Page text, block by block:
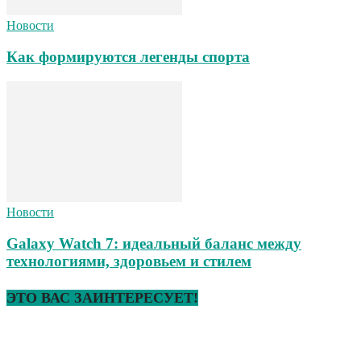
Новости
Как формируются легенды спорта
Новости
Galaxy Watch 7: идеальный баланс между
технологиями, здоровьем и стилем
ЭТО ВАС ЗАИНТЕРЕСУЕТ!